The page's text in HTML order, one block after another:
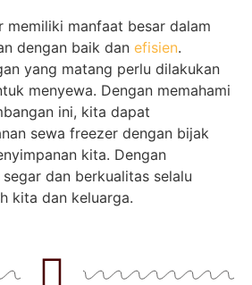
memiliki manfaat besar dalam
dengan baik dan efisien.
yang matang perlu dilakukan
menyewa. Dengan memahami
ini, kita dapat
sewa freezer dengan bijak
kita. Dengan
dan berkualitas selalu
kita dan keluarga.